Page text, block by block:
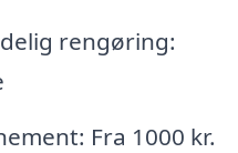
rengøring:
Fra 1000 kr.